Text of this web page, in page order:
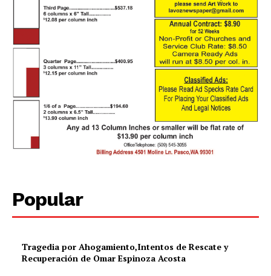
Popular
Tragedia por Ahogamiento,Intentos de Rescate y
Recuperación de Omar Espinoza Acosta